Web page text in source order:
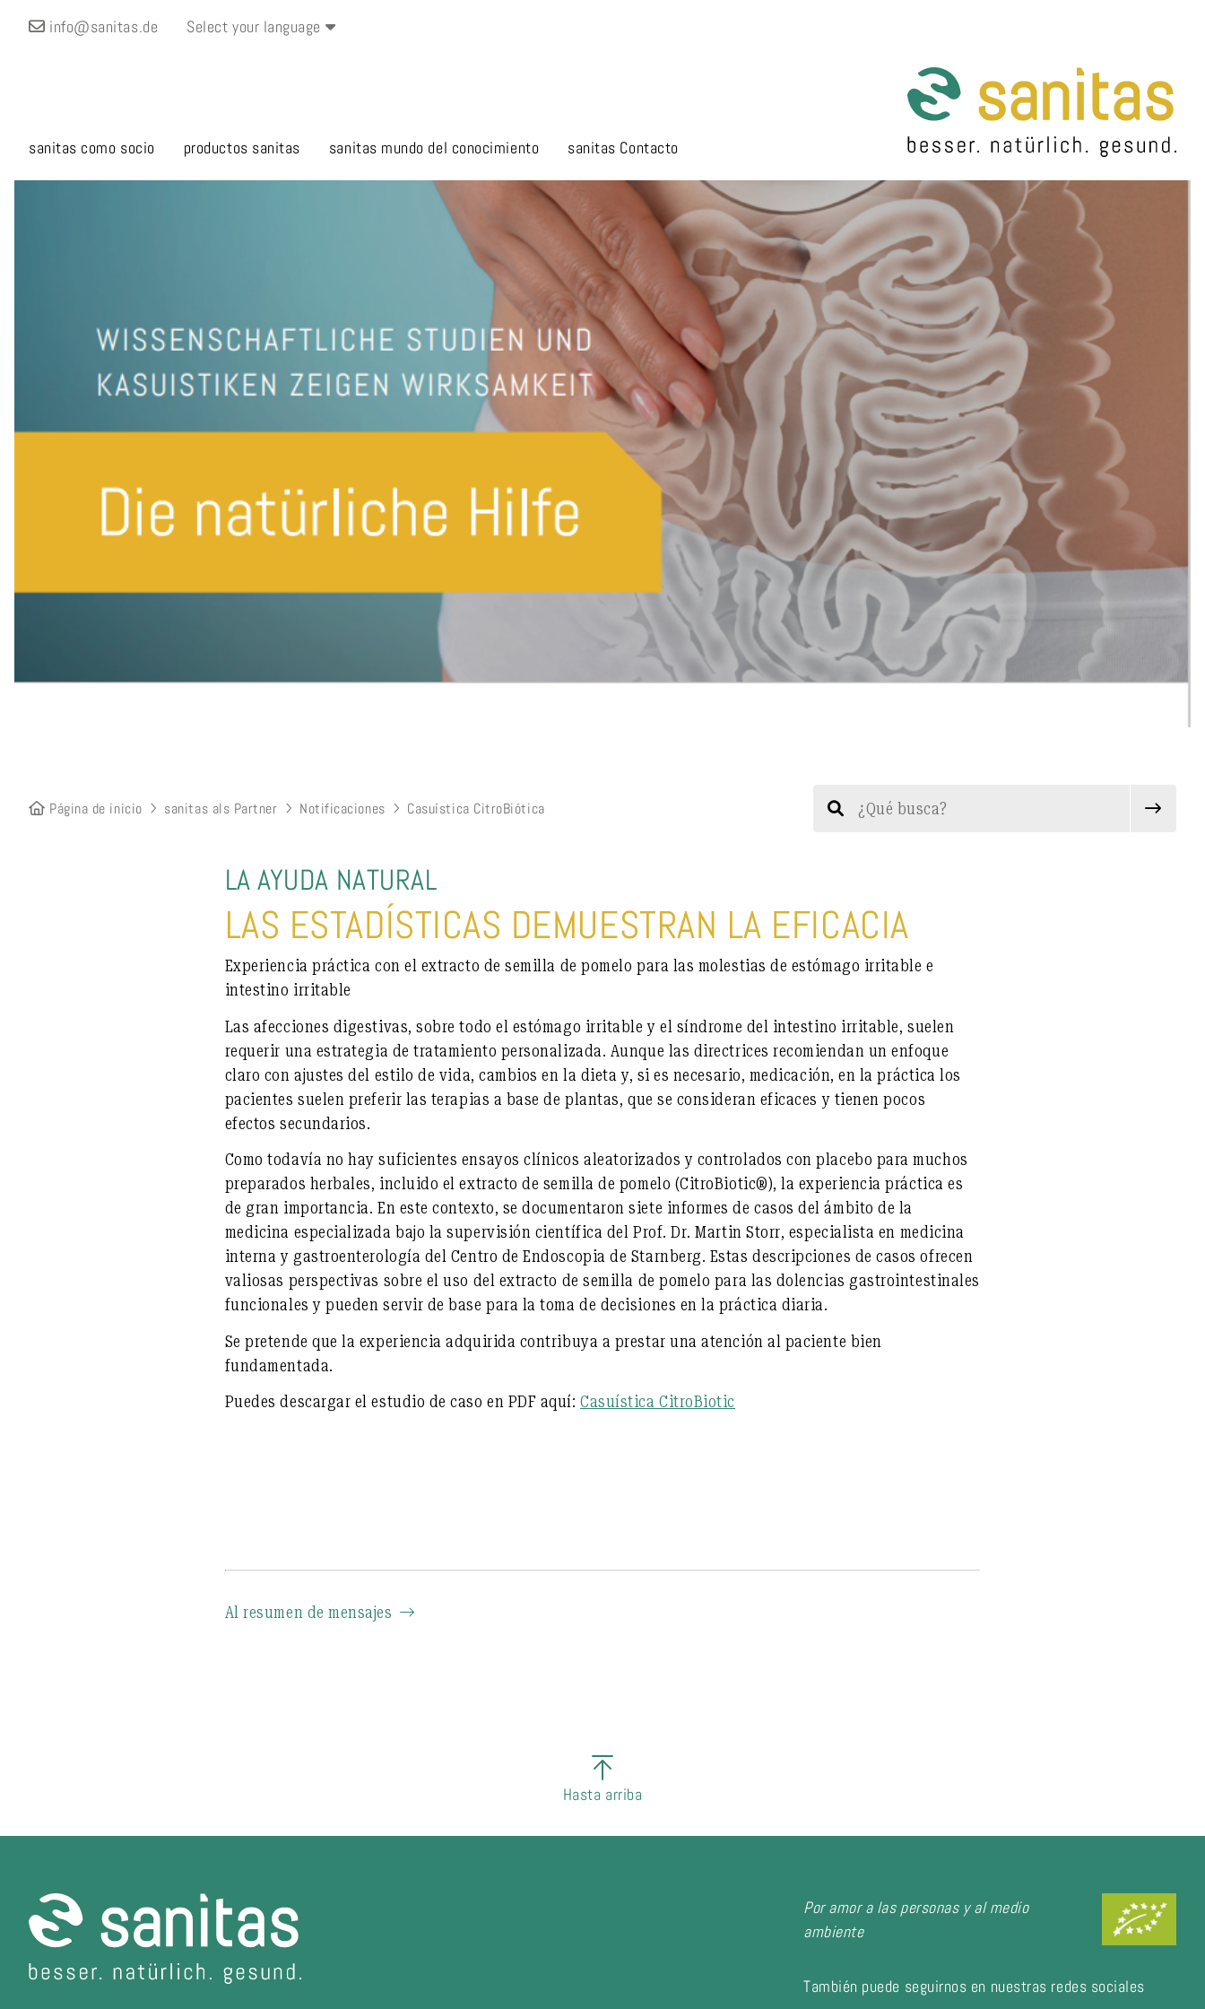
info@sanitas.de Select your language
sanitas como socio productos sanitas sanitas mundo del conocimiento sanitas Contacto
Página de inicio sanitas als Partner Notificaciones Casuística CitroBiótica
LA AYUDA NATURAL
LAS ESTADÍSTICAS DEMUESTRAN LA EFICACIA
Experiencia práctica con el extracto de semilla de pomelo para las molestias de estómago irritable e
intestino irritable
Las afecciones digestivas, sobre todo el estómago irritable y el síndrome del intestino irritable, suelen
requerir una estrategia de tratamiento personalizada. Aunque las directrices recomiendan un enfoque
claro con ajustes del estilo de vida, cambios en la dieta y, si es necesario, medicación, en la práctica los
pacientes suelen preferir las terapias a base de plantas, que se consideran eficaces y tienen pocos
efectos secundarios.
Como todavía no hay suficientes ensayos clínicos aleatorizados y controlados con placebo para muchos
preparados herbales, incluido el extracto de semilla de pomelo (CitroBiotic®), la experiencia práctica es
de gran importancia. En este contexto, se documentaron siete informes de casos del ámbito de la
medicina especializada bajo la supervisión científica del Prof. Dr. Martin Storr, especialista en medicina
interna y gastroenterología del Centro de Endoscopia de Starnberg. Estas descripciones de casos ofrecen
valiosas perspectivas sobre el uso del extracto de semilla de pomelo para las dolencias gastrointestinales
funcionales y pueden servir de base para la toma de decisiones en la práctica diaria.
Se pretende que la experiencia adquirida contribuya a prestar una atención al paciente bien
fundamentada.
Puedes descargar el estudio de caso en PDF aquí:Casuística CitroBiotic
Al resumen de mensajes
Hasta arriba
Por amor a las personas y al medio
ambiente
También puede seguirnos en nuestras redes sociales